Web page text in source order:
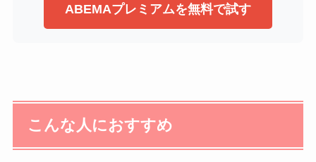
ABEMAプレミアムを無料で試す
こんな人におすすめ